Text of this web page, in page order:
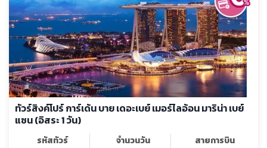
ทัวร์สิงค์โปร์ การ์เด้น บาย เดอะเบย์ เมอร์ไลอ้อน มาริน่า เบย์
แซน (อิสระ 1 วัน)
รหัสทัวร์
จำนวนวัน
สายการบิน